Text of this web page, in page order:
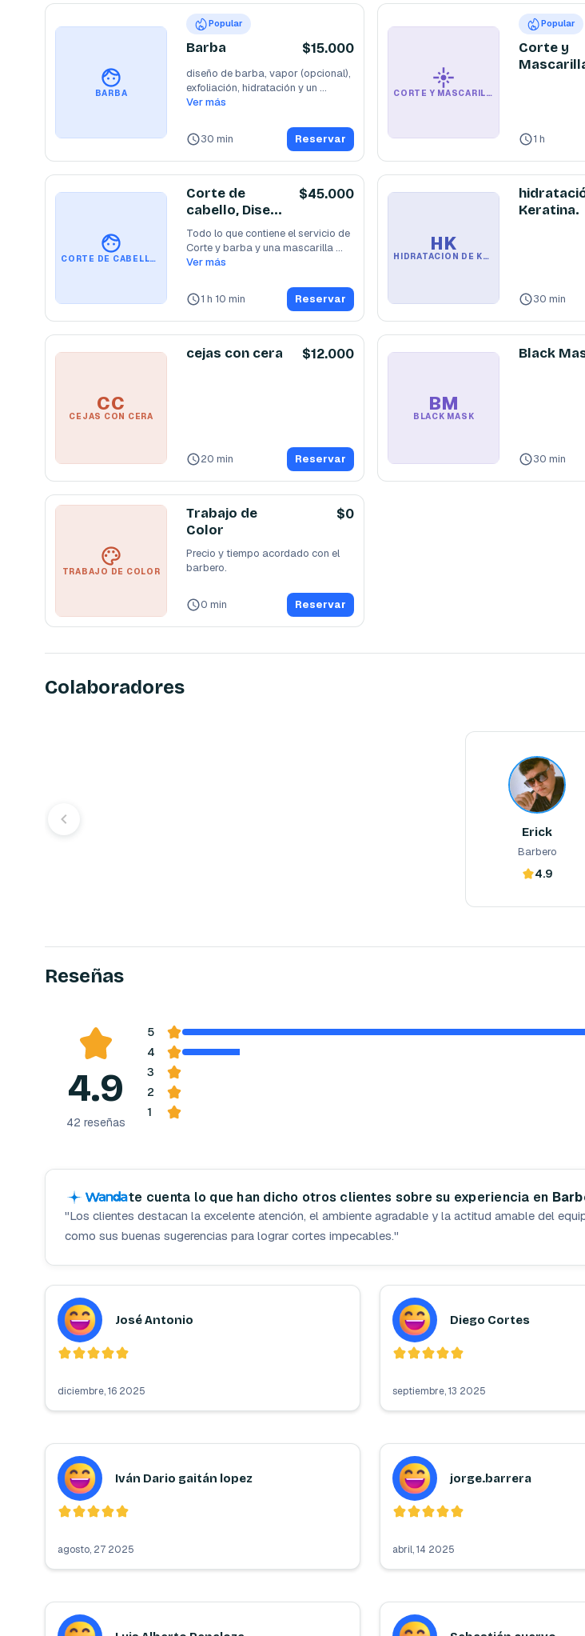
BARBA
Popular
Barba $15.000
diseño de barba, vapor (opcional),
exfoliación, hidratación y un
refrescante
Ver más
30 min Reservar
CORTE Y MASCARILLA BLACK.
Popular
Corte y
1 h
CORTE DE CABELLO, DISEÑO DE BARBA Y BLACK MASK.
Corte de
cabello, Diseño
de Barba y
Black mask.
$45.000
Todo lo que contiene el servicio de
Corte y barba y una mascarilla
general con
Ver más
1 h 10 min Reservar
HK
HIDRATACIÓN DE KERATINA.
Keratina.
30 min
CC
CEJAS CON CERA
cejas con cera $12.000
20 min Reservar
BM
BLACK MASK
Black
30 min
TRABAJO DE COLOR
Trabajo de
Color
$0
Precio y tiempo acordado con el
barbero.
0 min Reservar
Colaboradores
Erick
Barbero
4.9
Barbero
Reseñas
4.9
42 reseñas
5
4
3
2
1
te cuenta lo que han dicho otros clientes sobre su experiencia en
"Los clientes destacan la excelente atención, el ambiente agradable y la actitud amable del
como sus buenas sugerencias para lograr cortes impecables."
José Antonio
diciembre, 16 2025
Diego Cortes
septiembre, 13 2025
Iván Dario gaitán lopez
agosto, 27 2025
jorge.barrera
abril, 14 2025